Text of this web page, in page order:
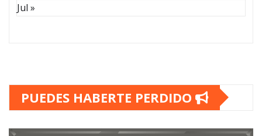
Jul »
PUEDES HABERTE PERDIDO